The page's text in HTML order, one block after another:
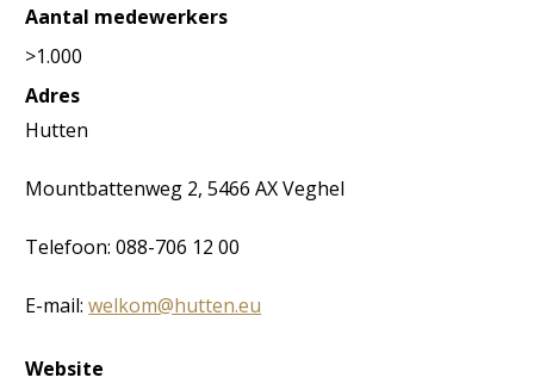
Aantal medewerkers
>1.000
Adres
Hutten
Mountbattenweg 2, 5466 AX Veghel
Telefoon: 088-706 12 00
E-mail:welkom@hutten.eu
Website